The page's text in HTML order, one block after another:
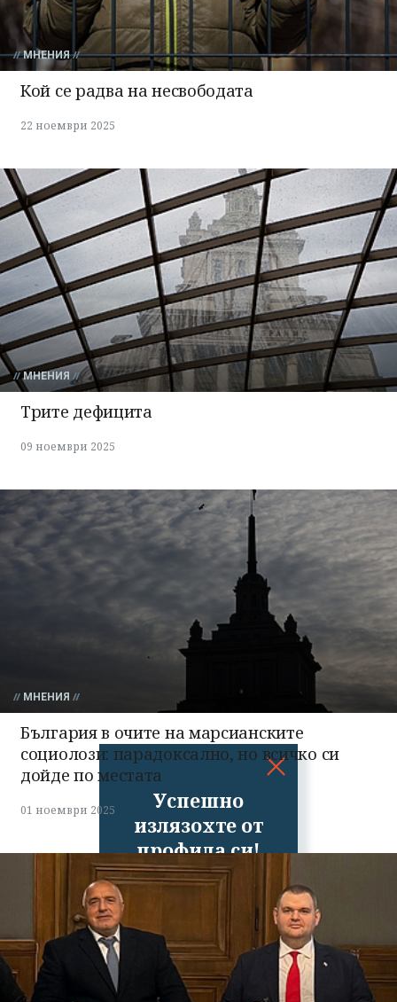
Успешно
излязохте от
профила си!
МНЕНИЯ
Кой се радва на несвободата
22 ноември 2025
МНЕНИЯ
Трите дефицита
09 ноември 2025
МНЕНИЯ
България в очите на марсианските
социолози: парадоксално, но всичко си
дойде по местата
01 ноември 2025